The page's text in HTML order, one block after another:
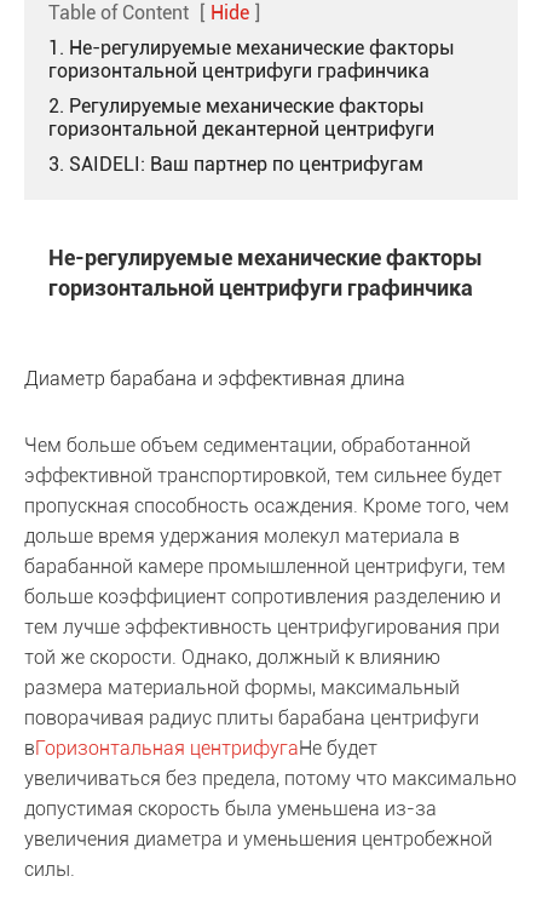
Table of Content [ Hide ]
1. Не-регулируемые механические факторы
горизонтальной центрифуги графинчика
2. Регулируемые механические факторы
горизонтальной декантерной центрифуги
3. SAIDELI: Ваш партнер по центрифугам
Не-регулируемые механические факторы
горизонтальной центрифуги графинчика
Диаметр барабана и эффективная длина
Чем больше объем седиментации, обработанной
эффективной транспортировкой, тем сильнее будет
пропускная способность осаждения. Кроме того, чем
дольше время удержания молекул материала в
барабанной камере промышленной центрифуги, тем
больше коэффициент сопротивления разделению и
тем лучше эффективность центрифугирования при
той же скорости. Однако, должный к влиянию
размера материальной формы, максимальный
поворачивая радиус плиты барабана центрифуги
вГоризонтальная центрифугаНе будет
увеличиваться без предела, потому что максимально
допустимая скорость была уменьшена из-за
увеличения диаметра и уменьшения центробежной
силы.